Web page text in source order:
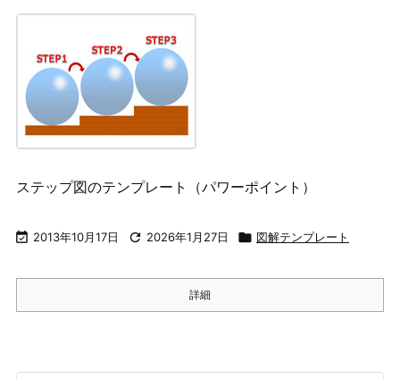
ステップ図のテンプレート（パワーポイント）
 2013年10月17日  2026年1月27日  図解テンプレート
詳細